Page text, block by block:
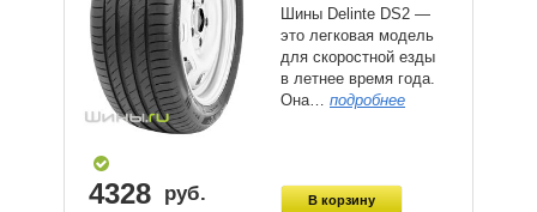
Шины Delinte DS2 —
это легковая модель
для скоростной езды
в летнее время года.
Она… подробнее
4328